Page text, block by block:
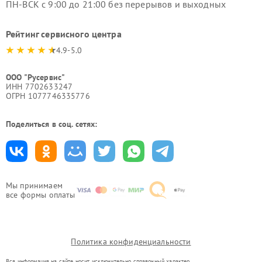
Мы принимаем
все формы оплаты
ПН-ВСК с 9:00 до 21:00 без перерывов и выходных
Рейтинг сервисного центра
4.9-5.0
ООО "Русервис"
ИНН 7702633247
ОГРН 1077746335776
Поделиться в соц. сетях:
Политика конфиденциальности